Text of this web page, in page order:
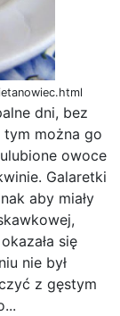
dni, bez
tym można go
owoce
Galaretki
aby miały
się
nie był
z gęstym